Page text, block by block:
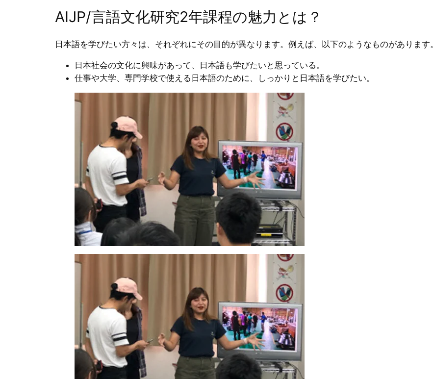
AIJP/言語文化研究2年課程の魅力とは？
日本語を学びたい方々は、それぞれにその目的が異なります。例えば、以下のようなものがあります。
日本社会の文化に興味があって、日本語も学びたいと思っている。
仕事や大学、専門学校で使える日本語のために、しっかりと日本語を学びたい。